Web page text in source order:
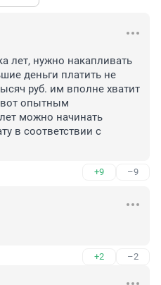
лет, нужно накапливать
деньги платить не
руб. им вполне хватит
опытным
можно начинать
в соответствии с
+9 –9
+2 –2